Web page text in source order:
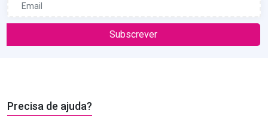
Subscrever
Precisa de ajuda?